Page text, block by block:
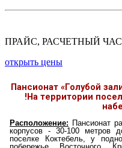
ПРАЙС, РАСЧЕТНЫЙ ЧАС
открыть цены